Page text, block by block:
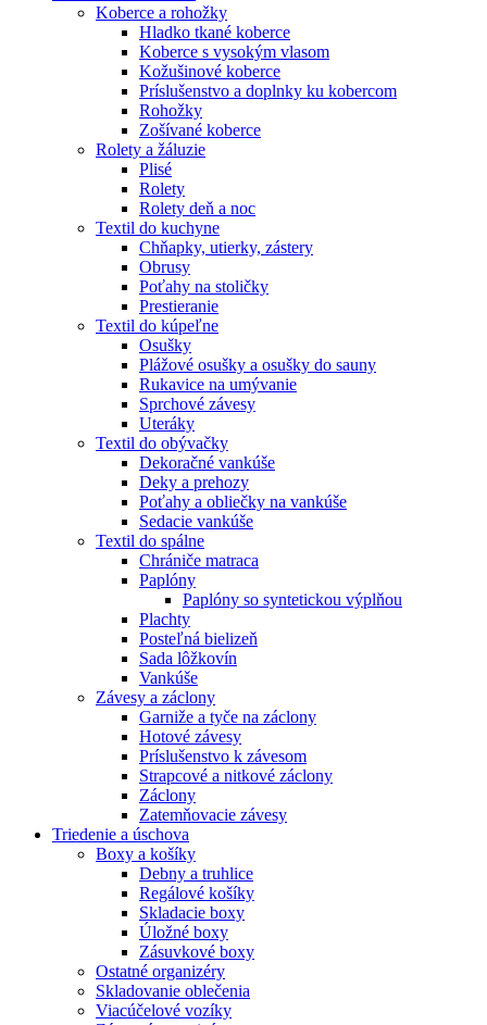
Koberce a rohožky
Hladko tkané koberce
Koberce s vysokým vlasom
Kožušinové koberce
Príslušenstvo a doplnky ku kobercom
Rohožky
Zošívané koberce
Rolety a žáluzie
Plisé
Rolety
Rolety deň a noc
Textil do kuchyne
Chňapky, utierky, zástery
Obrusy
Poťahy na stoličky
Prestieranie
Textil do kúpeľne
Osušky
Plážové osušky a osušky do sauny
Rukavice na umývanie
Sprchové závesy
Uteráky
Textil do obývačky
Dekoračné vankúše
Deky a prehozy
Poťahy a obliečky na vankúše
Sedacie vankúše
Textil do spálne
Chrániče matraca
Paplóny
Paplóny so syntetickou výplňou
Plachty
Posteľná bielizeň
Sada lôžkovín
Vankúše
Závesy a záclony
Garniže a tyče na záclony
Hotové závesy
Príslušenstvo k závesom
Strapcové a nitkové záclony
Záclony
Zatemňovacie závesy
Triedenie a úschova
Boxy a košíky
Debny a truhlice
Regálové košíky
Skladacie boxy
Úložné boxy
Zásuvkové boxy
Ostatné organizéry
Skladovanie oblečenia
Viacúčelové vozíky